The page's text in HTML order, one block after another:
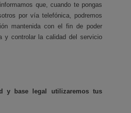
que, cuando te pongas
por vía telefónica, podremos
mantenida con el fin de poder
y controlar la calidad del servicio
y base legal utilizaremos tus